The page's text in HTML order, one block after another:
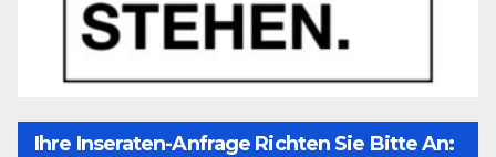
Ihre Inseraten-Anfrage Richten Sie Bitte An: